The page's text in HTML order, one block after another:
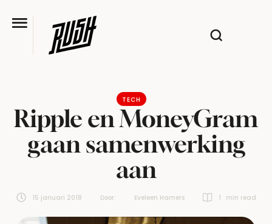
TECH
Ripple en MoneyGram
gaan samenwerking
aan
15 januari 2018 Door: Eveleen Hamers 1 min read